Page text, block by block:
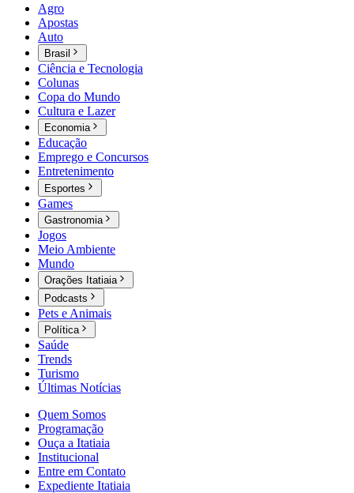
Agro
Apostas
Auto
Brasil
Ciência e Tecnologia
Colunas
Copa do Mundo
Cultura e Lazer
Economia
Educação
Emprego e Concursos
Entretenimento
Esportes
Games
Gastronomia
Jogos
Meio Ambiente
Mundo
Orações Itatiaia
Podcasts
Pets e Animais
Política
Saúde
Trends
Turismo
Últimas Notícias
Quem Somos
Programação
Ouça a Itatiaia
Institucional
Entre em Contato
Expediente Itatiaia